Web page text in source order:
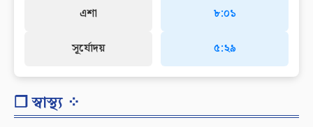
এশা
সূর্যোদয়
৮:০১
৫:২৯
❐ স্বাস্থ্য ⁘